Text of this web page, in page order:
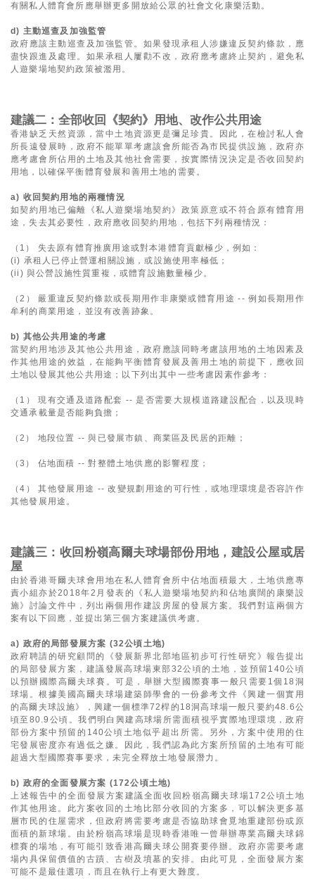
有關私人體育會所應舉辦更多開放給公眾的社會文化康樂活動。
d) 主動巡查及加強監管
政府應該主動巡查及加強監管。如果發現承租人涉嫌違反契約條款，應
盡快跟進及處理。如果承租人屢勸不改，政府應考慮終止契約，避免私
人遊樂場地契約政策被濫用。
建議二：全部收回《契約》用地、改作公共用途
香港缺乏天然資源，當中土地資源更是彌足珍貴。因此，在檢討私人會
所長遠發展時，政府不能單單考慮該會所能否為市民提供設施，政府亦
應考慮會所佔用的土地及其他社會需要，按實際情況決定是否收回契約
用地，以確保平衡體育發展和善用土地的需要。
a) 收回契約用地的兩種情況
如契約用地已偏離《私人遊樂場地契約》政策原意或不符合原有體育用
途，失去其必要性，政府應收回契約用地，包括下列兩種情況：
（1） 失去原有體育推廣用途或對本港體育貢獻極少，例如：
(i) 承租人已停止營運相關設施，或設施使用率極低；
(ii) 與公營設施性質重複，或體育設施數量極少。
（2） 嚴重違反契約條款或長期用作非康樂或體育用途 -- 例如長期用作
牟利的商業用途，並沒有改善跡象。
b) 其他公共用途的考慮
當契約用地涉及其他公共用途，政府應該同時考慮該用地的土地因素及
作其他用途的效益，在能夠平衡體育發展及善用土地的前提下，應收回
土地以發展其他公共用途；以下列出其中一些考慮因素作參考：
（1） 現有交通及道路配套 -- 是否需要大規模道路建設配合，以及現時
交通承載量是否能夠負擔；
（2） 地段位置 -- 與已發展市鎮、商業區及民居的距離；
（3） 佔地面積 -- 對整體土地供應的影響程度；
（4） 其他發展用途 -- 改變規劃用途的可行性，或地理環境是否容許作
其他發展用途。
建議三：收回粉嶺高爾夫球場部份用地，建設公屋或居
屋
由於香港哥爾夫球會用地在私人體育會所中佔地面積最大，土地供應專
責小組亦於2018年2月發表的《私人遊樂場地契約和佔地廣闊的康樂設
施》討論文件中，列出兩個用作建設房屋的發展方案。我們對這兩個方
案有以下回應，並提出第三個方案建議供考慮。
a) 政府的局部發展方案 (32公頃土地)
政府聘請的研究顧問的《發展新界北部地區初步可行性研究》報告提出
的局部發展方案，建議發展高球場東部32公頃的土地，並預留140公頃
以預辦國際高爾夫球賽。可是，舉辦大型國際賽事一般只需要1個18洞
球場。根據美國高爾夫球場建築師學會的一份參考文件《興建一個實用
的高爾夫球設施》，興建一個標準72桿的18洞高球場一般只要約48.6公
頃至80.9公頃。我們明白興建高球場所需面積視乎實際地理環境，政府
部份方案中預留的140公頃土地似乎超出所需。另外，方案中使用的住
宅發展密度亦有過低之嫌。因此，我們認為此方案所預留的土地有可能
超過大型國際賽事要求，未完全釋放土地發展潛力。
b) 政府的全面發展方案 (172公頃土地)
上述報告中的全面發展方案建議全面收回粉嶺高爾夫球場172公頃土地
作其他用途。此方案收回的土地比部分收回的方案多，可以解決更多基
層市民的住屋需求，但政府將需要考慮是否協助球會覓地重建部份或原
面積的新球場。由於粉嶺高球場是現時香港唯一曾舉辦專業高爾夫球錦
標賽的場地，有可能引致香港高爾夫球公開賽要停辦。政府亦需要考慮
場內具保留價值的古蹟、古樹及墳墓的安排。由此可見，全面發展方案
可能不是最佳選項，而且在執行上有更大難度。